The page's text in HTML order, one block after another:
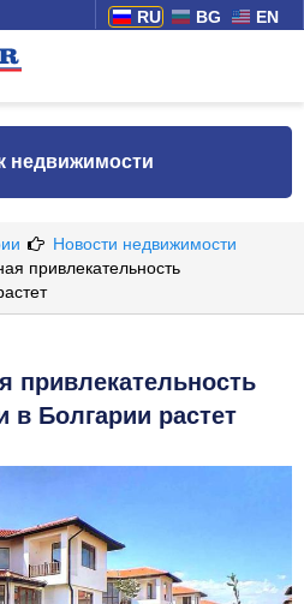
RU BG EN
недвижимости
Новости недвижимости
привлекательность
привлекательность
в Болгарии растет